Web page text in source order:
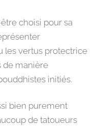
choisi pour sa
les vertus protectrice
de manière
initiés.
bien purement
de tatoueurs